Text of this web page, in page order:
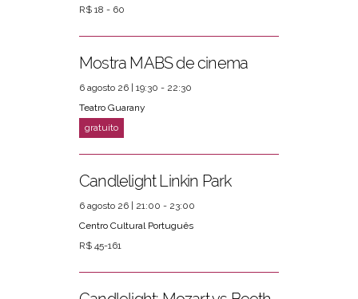
PRÓXIMOS EVENTOS ver mais
R$ 18 - 60
Mostra MABS de cinema
6 agosto 26 | 19:30 - 22:30
Teatro Guarany
Candlelight Linkin Park
6 agosto 26 | 21:00 - 23:00
Centro Cultural Português
R$ 45-161